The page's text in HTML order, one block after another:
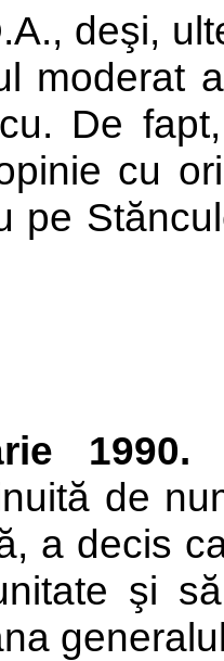
deşi,
moderat
De
cu
pe
1990.
de
a decis
şi